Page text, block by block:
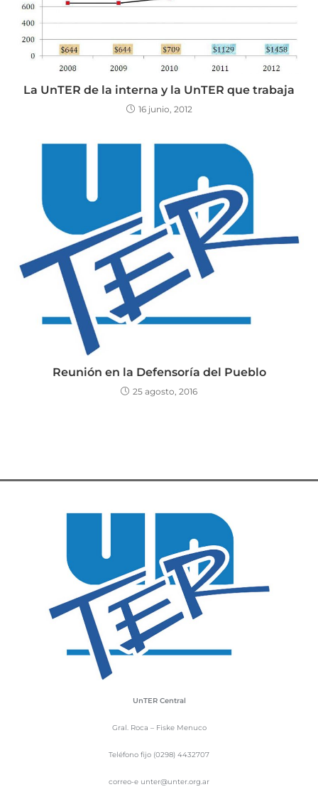
La UnTER de la interna y la UnTER que trabaja
16 junio, 2012
Reunión en la Defensoría del Pueblo
25 agosto, 2016
UnTER Central
Gral. Roca – Fiske Menuco
Teléfono fijo (0298) 4432707
correo-e unter@unter.org.ar